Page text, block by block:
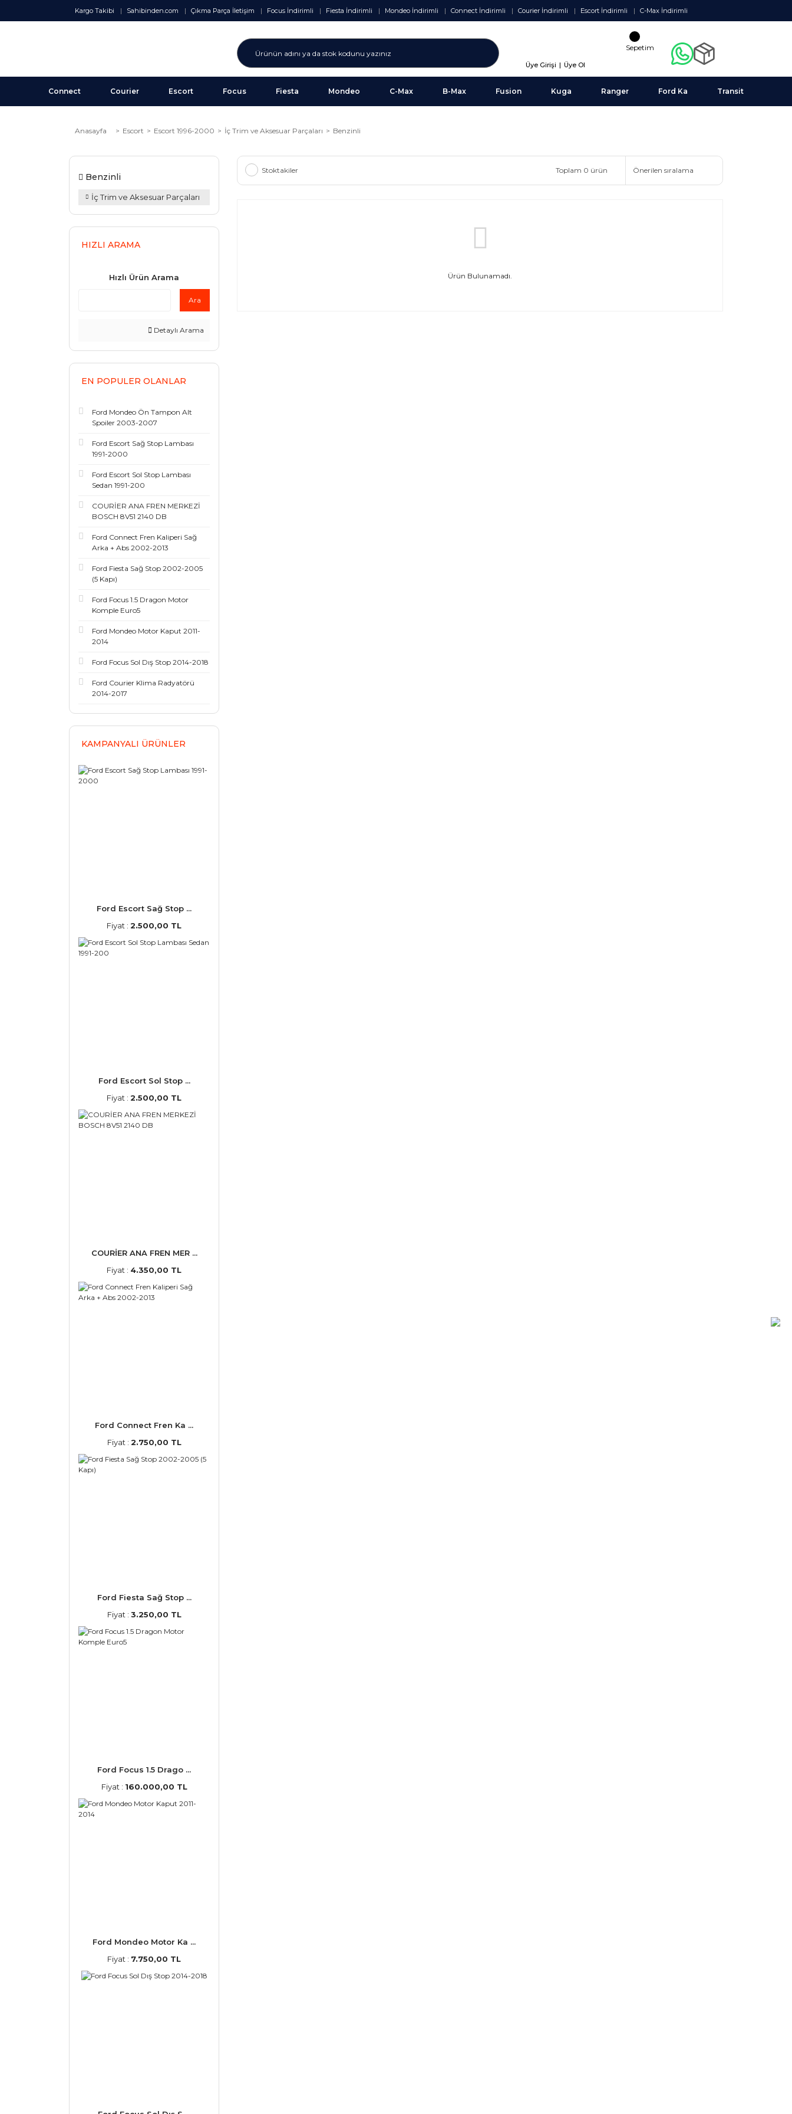
Kargo Takibi Sahibinden.com Çıkma Parça İletişim Focus İndirimli Fiesta İndirimli Mondeo İndirimli Connect İndirimli Courier İndirimli Escort İndirimli C-Max İndirimli
Üye Girişi | Üye Ol
Sepetim
Connect Courier Escort Focus Fiesta Mondeo C-Max B-Max Fusion Kuga Ranger Ford Ka Transit
Anasayfa Escort Escort 1996-2000 İç Trim ve Aksesuar Parçaları Benzinli
Benzinli
İç Trim ve Aksesuar Parçaları
HIZLI ARAMA
Hızlı Ürün Arama
Ara
Detaylı Arama
EN POPULER OLANLAR
Ford Mondeo Ön Tampon Alt
Spoiler 2003-2007
Ford Escort Sağ Stop Lambası
1991-2000
Ford Escort Sol Stop Lambası
Sedan 1991-200
COURİER ANA FREN MERKEZİ
BOSCH 8V51 2140 DB
Ford Connect Fren Kaliperi Sağ
Arka + Abs 2002-2013
Ford Fiesta Sağ Stop 2002-2005
(5 Kapı)
Ford Focus 1.5 Dragon Motor
Komple Euro5
Ford Mondeo Motor Kaput 2011-
2014
Ford Focus Sol Dış Stop 2014-2018
Ford Courier Klima Radyatörü
2014-2017
KAMPANYALI ÜRÜNLER
Ford Escort Sağ Stop ...
Fiyat : 2.500,00 TL
Ford Escort Sol Stop ...
Fiyat : 2.500,00 TL
COURİER ANA FREN MER ...
Fiyat : 4.350,00 TL
Ford Connect Fren Ka ...
Fiyat : 2.750,00 TL
Ford Fiesta Sağ Stop ...
Fiyat : 3.250,00 TL
Ford Focus 1.5 Drago ...
Fiyat : 160.000,00 TL
Ford Mondeo Motor Ka ...
Fiyat : 7.750,00 TL
Stoktakiler Toplam 0 ürün
Ürün Bulunamadı.